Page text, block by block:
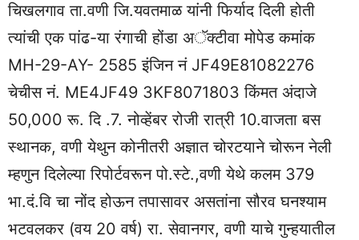
चिखलगाव ता.वणी जि.यवतमाळ यांनी फिर्याद दिली होती
त्यांची एक पांढ-या रंगाची होंडा अॅक्टीवा मोपेड कमांक
MH-29-AY- 2585 इंजिन नं JF49E81082276
चेचीस नं. ME4JF49 3KF8071803 किंमत अंदाजे
50,000 रू. दि .7. नोव्हेंबर रोजी रात्री 10.वाजता बस
स्थानक, वणी येथुन कोनीतरी अज्ञात चोरटयाने चोरून नेली
म्हणुन दिलेल्या रिपोर्टवरून पो.स्टे.,वणी येथे कलम 379
भा.दं.वि चा नोंद होऊन तपासावर असतांना सौरव घनश्याम
भटवलकर (वय 20 वर्ष) रा. सेवानगर, वणी याचे गुन्हयातील